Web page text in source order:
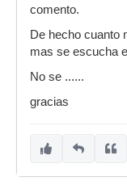
comento.
De hecho cuanto
mas se escucha
No se ......
gracias